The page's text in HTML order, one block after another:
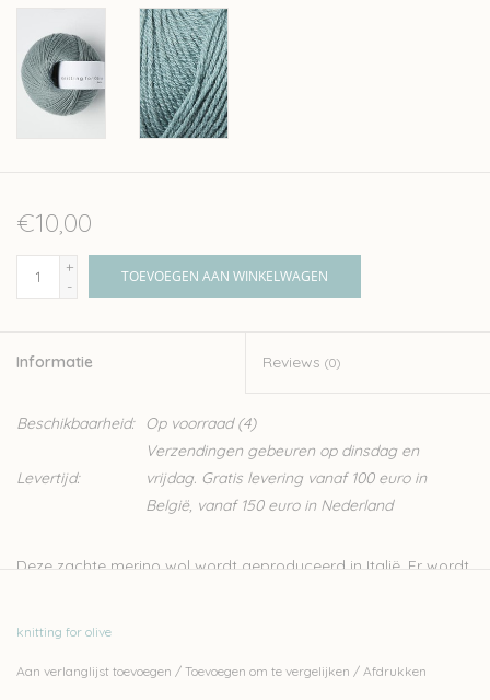
€10,00
+
-
TOEVOEGEN AAN WINKELWAGEN
Informatie Reviews (0)
Beschikbaarheid: Op voorraad(4)
Levertijd:
Verzendingen gebeuren op dinsdag en
vrijdag. Gratis levering vanaf 100 euro in
België, vanaf 150 euro in Nederland
Deze zachte merino wol wordt geproduceerd in Italië. Er wordt
knitting for olive
Aan verlanglijst toevoegen / Toevoegen om te vergelijken / Afdrukken